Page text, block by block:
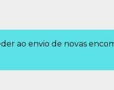
ao envio de novas